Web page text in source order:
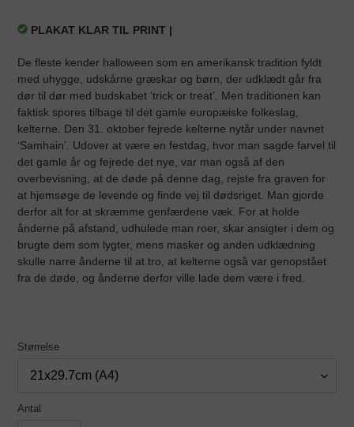
PLAKAT KLAR TIL PRINT |
De fleste kender halloween som en amerikansk tradition fyldt
med uhygge, udskårne græskar og børn, der udklædt går fra
dør til dør med budskabet ‘trick or treat’. Men traditionen kan
faktisk spores tilbage til det gamle europæiske folkeslag,
kelterne. Den 31. oktober fejrede kelterne nytår under navnet
‘Samhain’. Udover at være en festdag, hvor man sagde farvel til
det gamle år og fejrede det nye, var man også af den
overbevisning, at de døde på denne dag, rejste fra graven for
at hjemsøge de levende og finde vej til dødsriget. Man gjorde
derfor alt for at skræmme genfærdene væk. For at holde
ånderne på afstand, udhulede man roer, skar ansigter i dem og
brugte dem som lygter, mens masker og anden udklædning
skulle narre ånderne til at tro, at kelterne også var genopstået
fra de døde, og ånderne derfor ville lade dem være i fred.
Størrelse
Antal